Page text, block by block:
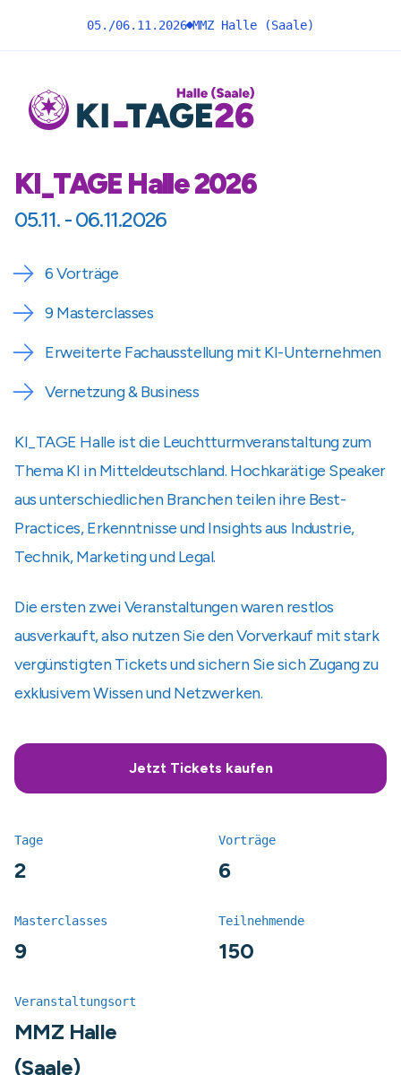
KI_TAGE Halle - Konferenz zu Künstlicher Intelligenz
05./06.11.2026 MMZ Halle (Saale)
KI_TAGE Halle - 2026
KI_TAGE Halle 2026
05.11. - 06.11.2026
6 Vorträge
9 Masterclasses
Erweiterte Fachausstellung mit KI-Unternehmen
Vernetzung & Business
KI_TAGE Halle ist die Leuchtturmveranstaltung zum
Thema KI in Mitteldeutschland. Hochkarätige Speaker
aus unterschiedlichen Branchen teilen ihre Best-
Practices, Erkenntnisse und Insights aus Industrie,
Technik, Marketing und Legal.
Die ersten zwei Veranstaltungen waren restlos
ausverkauft, also nutzen Sie den Vorverkauf mit stark
vergünstigten Tickets und sichern Sie sich Zugang zu
exklusivem Wissen und Netzwerken.
Jetzt Tickets kaufen
Tage
2
Vorträge
6
Masterclasses
9
Teilnehmende
150
Veranstaltungsort
MMZ Halle
(Saale)